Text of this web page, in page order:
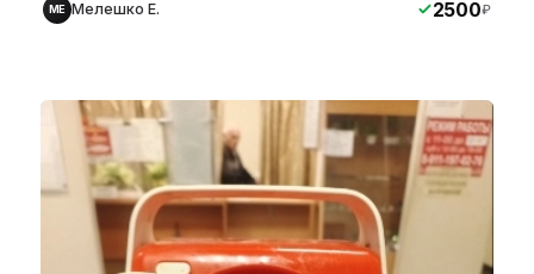
МЕ Мелешко Е. 2500₽